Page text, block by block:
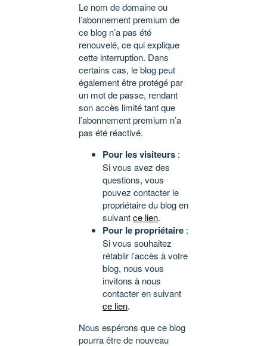
Le nom de domaine ou
l’abonnement premium de
ce blog n’a pas été
renouvelé, ce qui explique
cette interruption. Dans
certains cas, le blog peut
également être protégé par
un mot de passe, rendant
son accès limité tant que
l’abonnement premium n’a
pas été réactivé.
Pour les visiteurs :
Si vous avez des
questions, vous
pouvez contacter le
propriétaire du blog en
suivantce lien.
Pour le propriétaire :
Si vous souhaitez
rétablir l’accès à votre
blog, nous vous
invitons à nous
contacter en suivant
ce lien.
Nous espérons que ce blog
pourra être de nouveau